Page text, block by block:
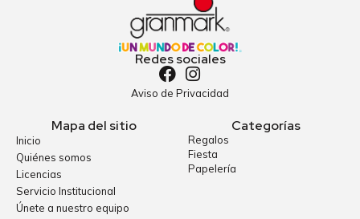
Redes sociales
Aviso de Privacidad
Mapa del sitio
Inicio
Quiénes somos
Licencias
Servicio Institucional
Únete a nuestro equipo
Categorías
Regalos
Fiesta
Papelería